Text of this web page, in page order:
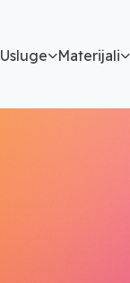
Usluge Materijali